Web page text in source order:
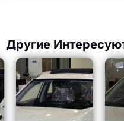
Другие